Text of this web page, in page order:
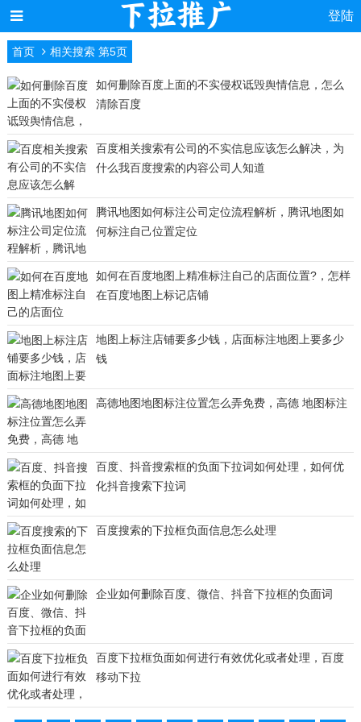
登陆
首页 相关搜索 第5页
如何删除百度上面的不实侵权诋毁舆情信息，怎么
清除百度
百度相关搜索有公司的不实信息应该怎么解决，为
什么我百度搜索的内容公司人知道
腾讯地图如何标注公司定位流程解析，腾讯地图如
何标注自己位置定位
如何在百度地图上精准标注自己的店面位置?，怎样
在百度地图上标记店铺
地图上标注店铺要多少钱，店面标注地图上要多少
钱
高德地图地图标注位置怎么弄免费，高德 地图标注
百度、抖音搜索框的负面下拉词如何处理，如何优
化抖音搜索下拉词
百度搜索的下拉框负面信息怎么处理
企业如何删除百度、微信、抖音下拉框的负面词
百度下拉框负面如何进行有效优化或者处理，百度
移动下拉